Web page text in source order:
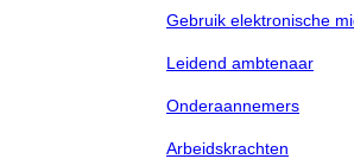
Gebruik elektronische
Leidend ambtenaar
Onderaannemers
Arbeidskrachten